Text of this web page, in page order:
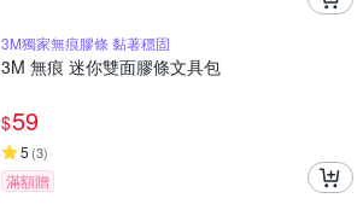
3M獨家無痕膠條 黏著穩固
3M 無痕 迷你雙面膠條文具包
$59
5 (3)
滿額贈